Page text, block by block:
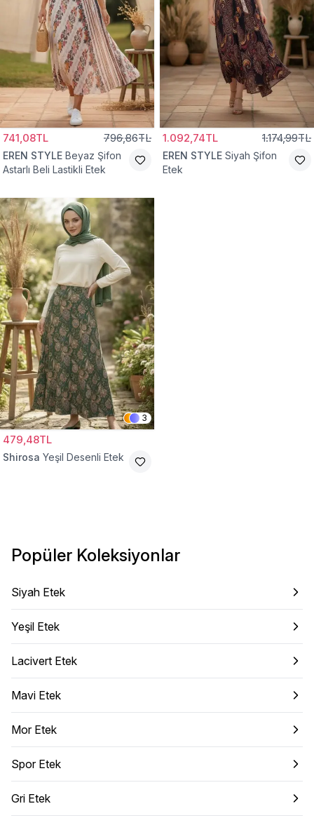
741,08TL 796,86TL
EREN STYLE Beyaz Şifon
Astarlı Beli Lastikli Etek
1.092,74TL 1.174,99TL
EREN STYLE Siyah Şifon
Etek
3
479,48TL
Shirosa Yeşil Desenli Etek
Popüler Koleksiyonlar
Siyah Etek
Yeşil Etek
Lacivert Etek
Mavi Etek
Mor Etek
Spor Etek
Gri Etek